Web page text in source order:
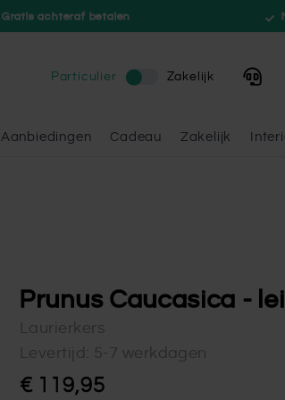
Gratis achteraf betalen
Aanbiedingen Cadeau Zakelijk
Particulier Zakelijk
Prunus Caucasica -
Laurierkers
Levertijd: 5-7 werkdagen
€ 119,95